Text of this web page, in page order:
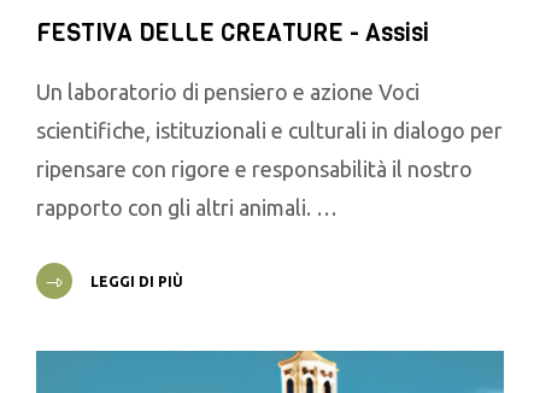
FESTIVA DELLE CREATURE - Assisi
Un laboratorio di pensiero e azione Voci
scientifiche, istituzionali e culturali in dialogo per
ripensare con rigore e responsabilità il nostro
rapporto con gli altri animali. …
LEGGI DI PIÙ